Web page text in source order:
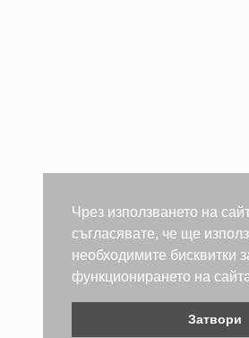
Чрез използването на
съгласявате, че ще
необходимите бисквитки
функционирането на
Затвори